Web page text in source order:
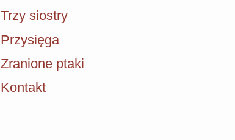
Trzy siostry
Przysięga
Zranione ptaki
Kontakt